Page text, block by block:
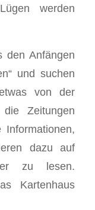
werden
den Anfängen
und suchen
von der
Zeitungen
dazu auf
zu lesen.
Kartenhaus